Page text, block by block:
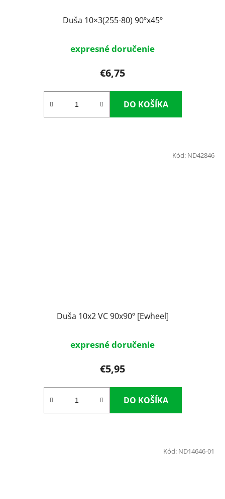
Duša 10×3(255-80) 90ºx45º
expresné doručenie
€6,75
DO KOŠÍKA
Duša 10x2 VC 90x90º [Ewheel]
expresné doručenie
€5,95
DO KOŠÍKA
Kód: ND42846
Kód: ND14646-01